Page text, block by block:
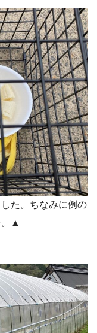
た。ちなみに例の
。▲